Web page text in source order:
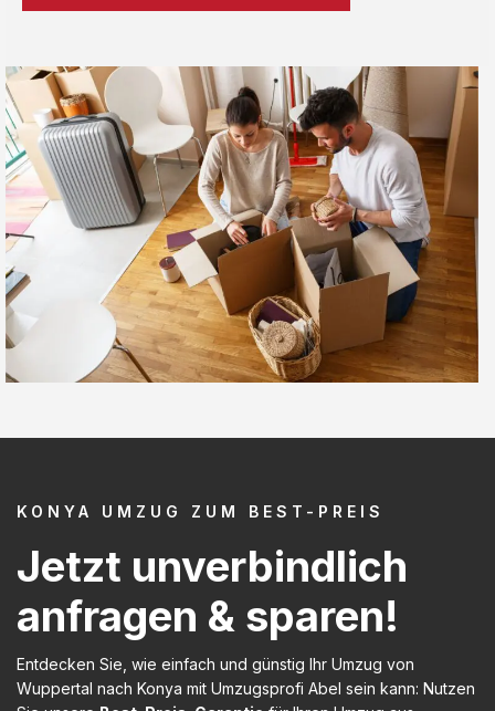
KONYA UMZUG ZUM BEST-PREIS
Jetzt unverbindlich
anfragen & sparen!
Entdecken Sie, wie einfach und günstig Ihr Umzug von
Wuppertal nach Konya mit Umzugsprofi Abel sein kann: Nutzen